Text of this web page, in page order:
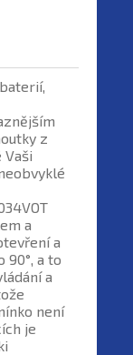
z
a
a
90°, a to
a
není
je